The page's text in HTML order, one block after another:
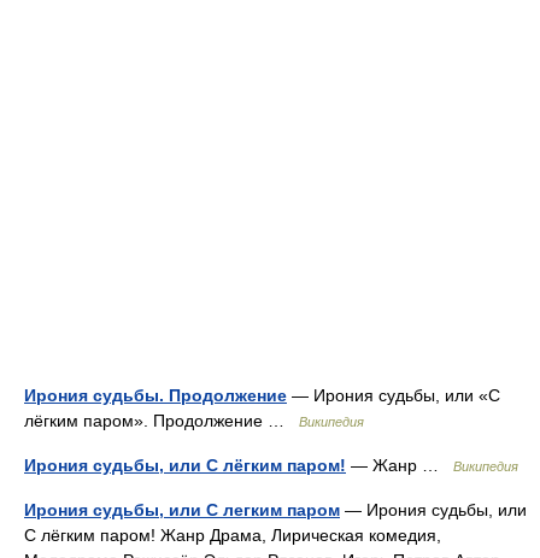
Ирония судьбы. Продолжение — Ирония судьбы, или «С
лёгким паром». Продолжение …
Википедия
Ирония судьбы, или С лёгким паром! — Жанр … Википедия
Ирония судьбы, или С легким паром — Ирония судьбы, или
С лёгким паром! Жанр Драма, Лирическая комедия,